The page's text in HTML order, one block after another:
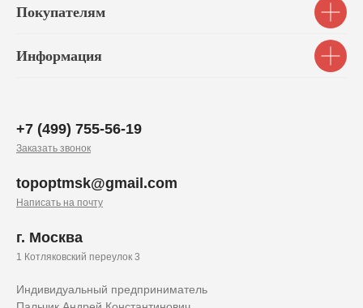
Покупателям
Информация
Индивидуальный предприниматель
+7 (499) 755-56-19
Заказать звонок
topoptmsk@gmail.com
Написать на почту
г. Москва
1 Котляковский переулок 3